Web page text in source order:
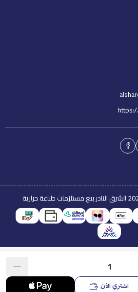
اشتري الآن
الشرق النادر بيع مستلزمات طباعة حرارية